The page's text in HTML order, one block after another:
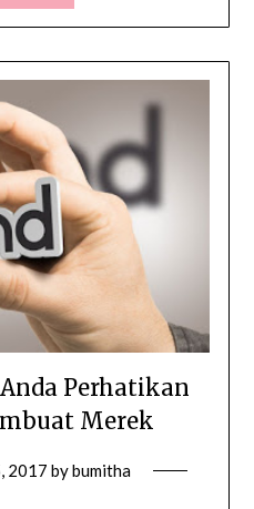
Perhatikan
Merek
2017 bybumitha